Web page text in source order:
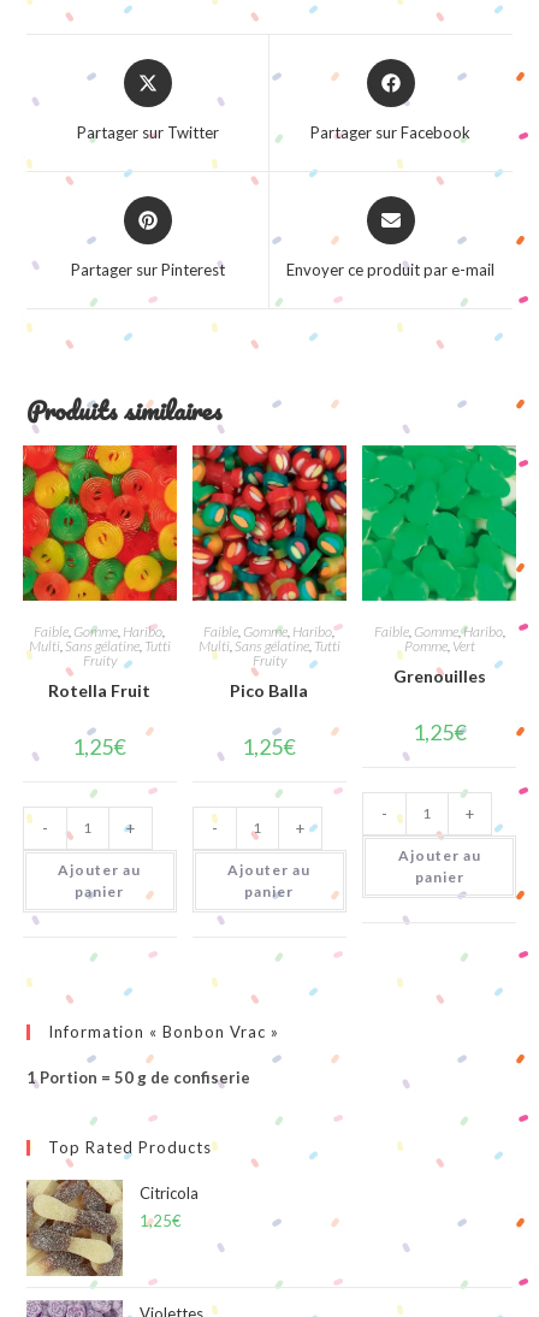
Opens
in
new
window
Partager sur Twitter
Opens
in
window
Partager sur Facebook
Opens
in
window
Partager sur Pinterest
Opens
in
new
Envoyer ce produit par e-mail
Produits similaires
Faible Gomme Haribo
Multi, Sans gélatine, Tutti
Fruity
Rotella Fruit
1,25€
quantité
de
Rotella
Fruit
- +
Ajouter au
panier
Faible Gomme Haribo,
Multi, Sans gélatine, Tutti
Fruity
Pico Balla
1,25€
quantité
de
Pico
Balla
- +
Ajouter au
panier
Faible, Gomme,Haribo,
Pomme, Vert
Grenouilles
1,25€
quantité
de
Grenouilles
- +
Ajouter au
panier
Information « Bonbon Vrac »
1 Portion = 50 g de confiserie
Top Rated Products
Citricola
1,25€